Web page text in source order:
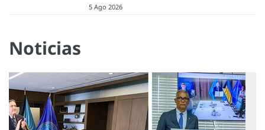
5 Ago 2026
Noticias